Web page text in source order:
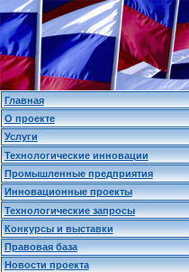
Главная
О проекте
Услуги
Технологические инновации
Промышленные предприятия
Инновационные проекты
Технологические запросы
Конкурсы и выставки
Правовая база
Новости проекта